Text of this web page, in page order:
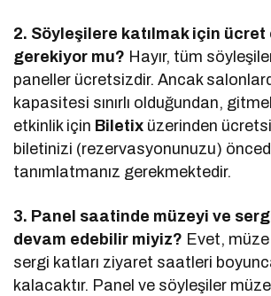
2. Söyleşilere katılmak için ücret
gerekiyor mu? Hayır, tüm
paneller ücretsizdir. Ancak
kapasitesi sınırlı olduğundan,
etkinlik için Biletix üzerinden
biletinizi (rezervasyonunuzu)
tanımlatmanız gerekmektedir.
3. Panel saatinde müzeyi ve
devam edebilir miyiz? Evet,
sergi katları ziyaret saatleri
kalacaktır. Panel ve söyleşiler